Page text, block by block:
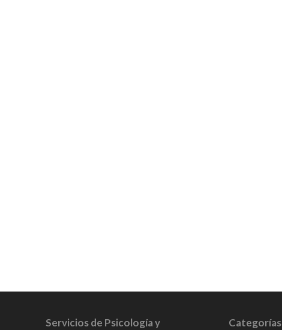
Servicios de Psicología y
Categorías